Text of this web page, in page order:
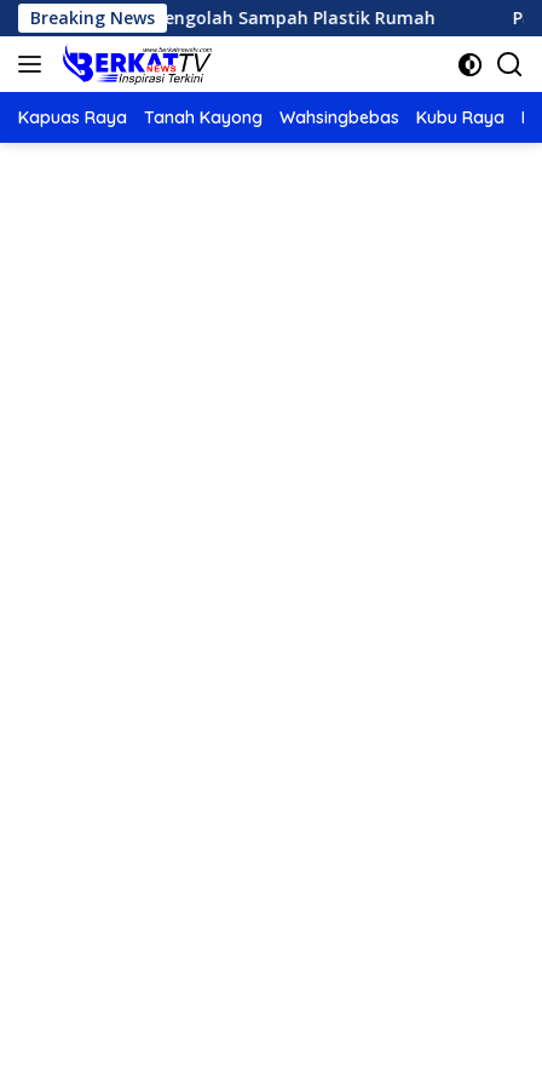
Langsung
ke
konten
Breaking NewsMengolah Sampah Plastik Rumah
Kapuas Raya Tanah Kayong Wahsingbebas Kubu Raya